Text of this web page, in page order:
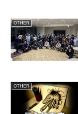
OTHER
OTHER